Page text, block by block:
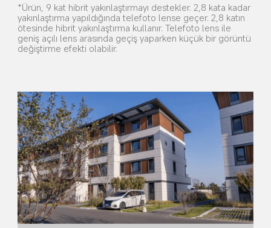
*Ürün, 9 kat hibrit yakınlaştırmayı destekler. 2,8 kata kadar
yakınlaştırma yapıldığında telefoto lense geçer. 2,8 katın
ötesinde hibrit yakınlaştırma kullanır. Telefoto lens ile
geniş açılı lens arasında geçiş yaparken küçük bir görüntü
değiştirme efekti olabilir.